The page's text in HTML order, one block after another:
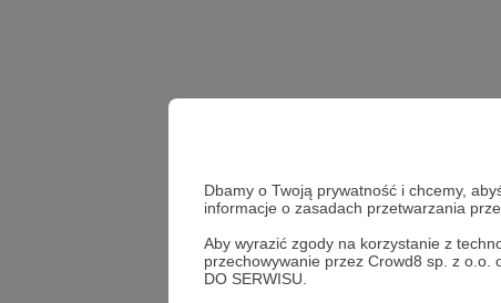
Dbamy o Twoją prywatność i chcemy,
informacje o zasadach przetwarzania
Aby wyrazić zgody na korzystanie z
przechowywanie przez Crowd8 sp. z o.o.
DO SERWISU.